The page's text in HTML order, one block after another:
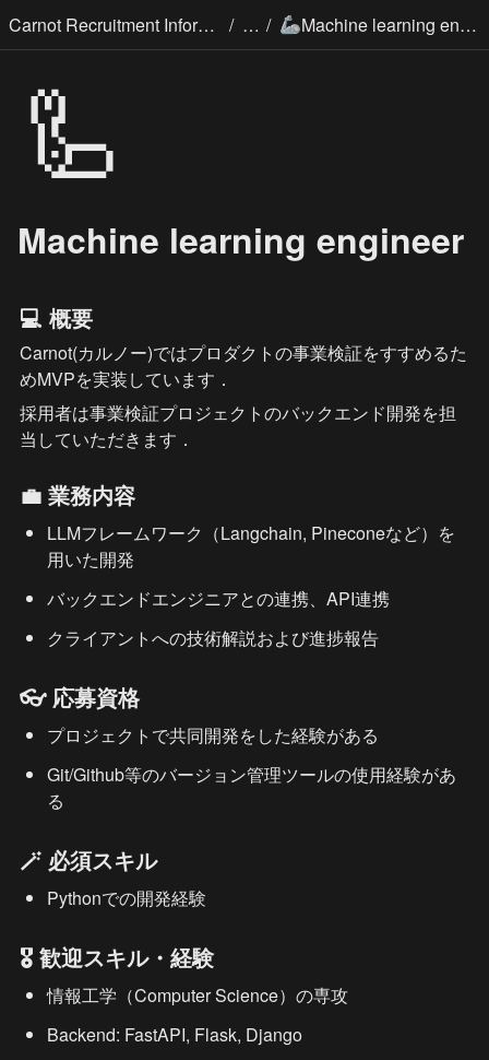
Carnot Recruitment Information / / 🦾 Machine learning engineer
🦾
Machine learning engineer
💻 概要
Carnot(カルノー)ではプロダクトの事業検証をすすめるた
めMVPを実装しています．
採用者は事業検証プロジェクトのバックエンド開発を担
当していただきます．
💼 業務内容
LLMフレームワーク（Langchain, Pineconeなど）を
用いた開発
バックエンドエンジニアとの連携、API連携
クライアントへの技術解説および進捗報告
👓 応募資格
プロジェクトで共同開発をした経験がある
Git/Github等のバージョン管理ツールの使用経験があ
る
🪄 必須スキル
Pythonでの開発経験
🎖️ 歓迎スキル・経験
情報工学（Computer Science）の専攻
Backend: FastAPI, Flask, Django